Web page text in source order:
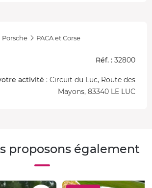
Porsche PACA et Corse
Réf. : 32800
activité : Circuit du Luc, Route des
Mayons, 83340 LE LUC
proposons également